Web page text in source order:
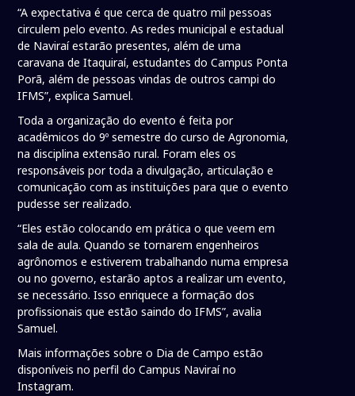
“A expectativa é que cerca de quatro mil pessoas
circulem pelo evento. As redes municipal e estadual
de Naviraí estarão presentes, além de uma
caravana de Itaquiraí, estudantes do Campus Ponta
Porã, além de pessoas vindas de outros campi do
IFMS”, explica Samuel.
Toda a organização do evento é feita por
acadêmicos do 9º semestre do curso de Agronomia,
na disciplina extensão rural. Foram eles os
responsáveis por toda a divulgação, articulação e
comunicação com as instituições para que o evento
pudesse ser realizado.
“Eles estão colocando em prática o que veem em
sala de aula. Quando se tornarem engenheiros
agrônomos e estiverem trabalhando numa empresa
ou no governo, estarão aptos a realizar um evento,
se necessário. Isso enriquece a formação dos
profissionais que estão saindo do IFMS”, avalia
Samuel.
Mais informações sobre o Dia de Campo estão
disponíveis no perfil do Campus Naviraí no
Instagram.